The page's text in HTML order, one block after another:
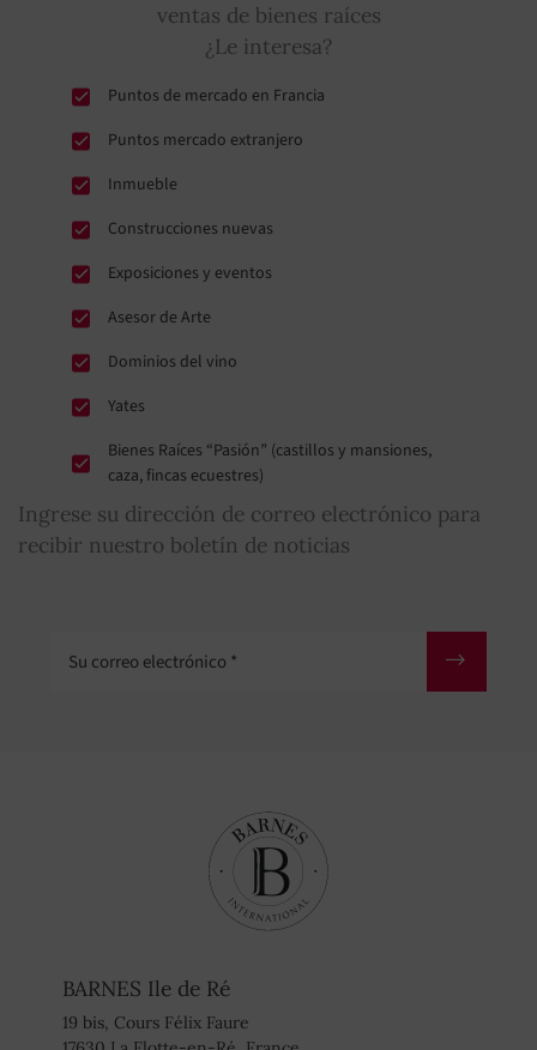
ventas de bienes raíces
¿Le interesa?
Puntos de mercado en Francia
Puntos mercado extranjero
Inmueble
Construcciones nuevas
Exposiciones y eventos
Asesor de Arte
Dominios del vino
Yates
Bienes Raíces “Pasión” (castillos y mansiones,
caza, fincas ecuestres)
Ingrese su dirección de correo electrónico para
recibir nuestro boletín de noticias
BARNES Ile de Ré
19 bis, Cours Félix Faure